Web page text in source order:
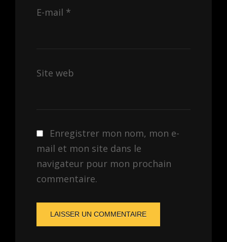
E-mail *
Site web
Enregistrer mon nom, mon e-
mail et mon site dans le
navigateur pour mon prochain
commentaire.